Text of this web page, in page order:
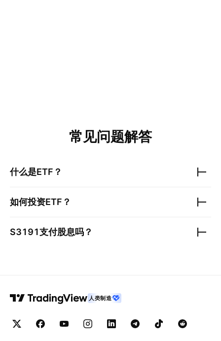
常见问题解答
什么是ETF？
如何投资ETF？
S3191支付股息吗？
人类制造